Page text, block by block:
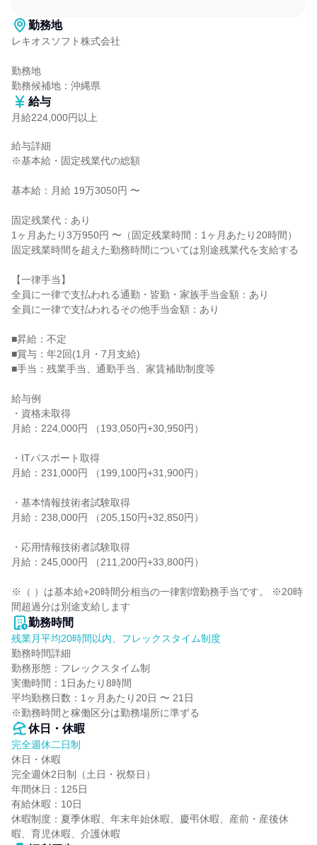
勤務地
レキオスソフト株式会社
勤務地
勤務候補地：沖縄県
給与
月給224,000円以上
給与詳細
※基本給・固定残業代の総額
基本給：月給 19万3050円 〜
固定残業代：あり
1ヶ月あたり3万950円 〜（固定残業時間：1ヶ月あたり20時間）
固定残業時間を超えた勤務時間については別途残業代を支給する
【一律手当】
全員に一律で支払われる通勤・皆勤・家族手当金額：あり
全員に一律で支払われるその他手当金額：あり
■昇給：不定
■賞与：年2回(1月・7月支給)
■手当：残業手当、通勤手当、家賃補助制度等
給与例
・資格未取得
月給：224,000円 （193,050円+30,950円）
・ITパスポート取得
月給：231,000円 （199,100円+31,900円）
・基本情報技術者試験取得
月給：238,000円 （205,150円+32,850円）
・応用情報技術者試験取得
月給：245,000円 （211,200円+33,800円）
※（ ）は基本給+20時間分相当の一律割増勤務手当です。 ※20時
間超過分は別途支給します
勤務時間
残業月平均20時間以内、フレックスタイム制度
勤務時間詳細
勤務形態：フレックスタイム制
実働時間：1日あたり8時間
平均勤務日数：1ヶ月あたり20日 〜 21日
※勤務時間と稼働区分は勤務場所に準ずる
休日・休暇
完全週休二日制
休日・休暇
完全週休2日制（土日・祝祭日）
年間休日：125日
有給休暇：10日
休暇制度：夏季休暇、年末年始休暇、慶弔休暇、産前・産後休
暇、育児休暇、介護休暇